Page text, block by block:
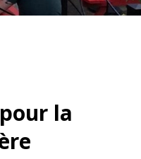
la